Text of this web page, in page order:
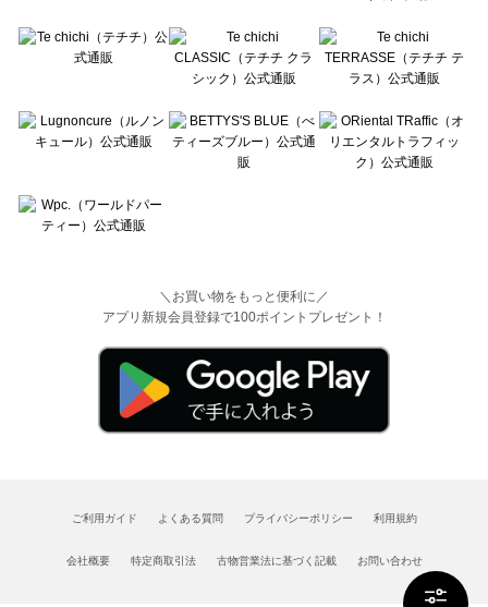
＼お買い物をもっと便利に／
アプリ新規会員登録で100ポイントプレゼント！
ご利用ガイド よくある質問 プライバシーポリシー 利用規約
会社概要 特定商取引法 古物営業法に基づく記載 お問い合わせ